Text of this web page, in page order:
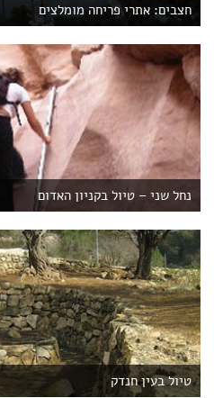
חצבים: אתרי פריחה מומלצים
נחל שני – טיול בקניון האדום
טיול בעין חנדק